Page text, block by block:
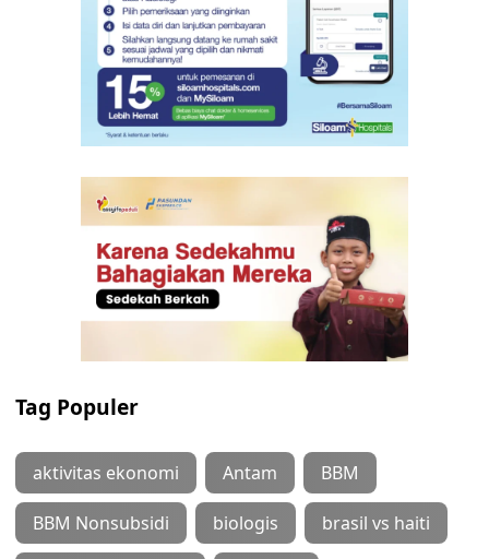
Tag Populer
aktivitas ekonomi Antam BBM
BBM Nonsubsidi biologis brasil vs haiti